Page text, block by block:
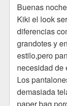
Buenas
Kiki el look
diferencias
grandotes y
estilo,pero
necesidad de
Los
demasiada